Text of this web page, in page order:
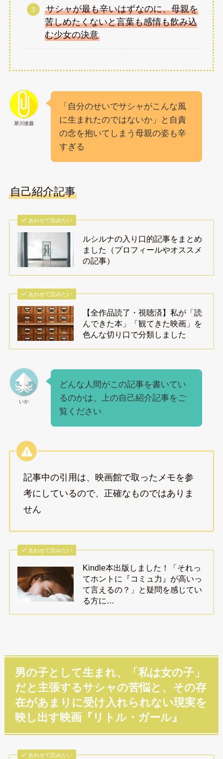
サシャが最も辛いはずなのに、母親を
苦しめたくないと言葉も感情も飲み込
む少女の決意
犀川後藤
「自分のせいでサシャがこんな風
に生まれたのではないか」と自責
の念を抱いてしまう母親の姿も辛
すぎる
自己紹介記事
あわせて読みたい
ルシルナの入り口的記事をまとめ
ました（プロフィールやオススメ
の記事）
あわせて読みたい
【全作品読了・視聴済】私が「読
んできた本」「観てきた映画」を
色んな切り口で分類しました
いか
どんな人間がこの記事を書いてい
るのかは、上の自己紹介記事をご
覧ください
記事中の引用は、映画館で取ったメモを参
考にしているので、正確なものではありま
せん
あわせて読みたい
Kindle本出版しました！「それっ
てホントに『コミュ力』が高いっ
て言えるの？」と疑問を感じてい
る方に…
男の子として生まれ、「私は女の子」
だと主張するサシャの苦悩と、その存
在があまりに受け入れられない現実を
映し出す映画『リトル・ガール』
あわせて読みたい